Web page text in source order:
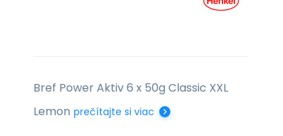
Bref Power Aktiv 6 x 50g Classic XXL
Lemon prečítajte si viac